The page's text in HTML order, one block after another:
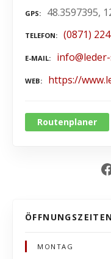
GPS 48.3597395,
TELEFON (0871)
E-MAIL
WEB https://
Routenplaner
Facebook
ÖFFNUNGSZEITEN
MONTAG